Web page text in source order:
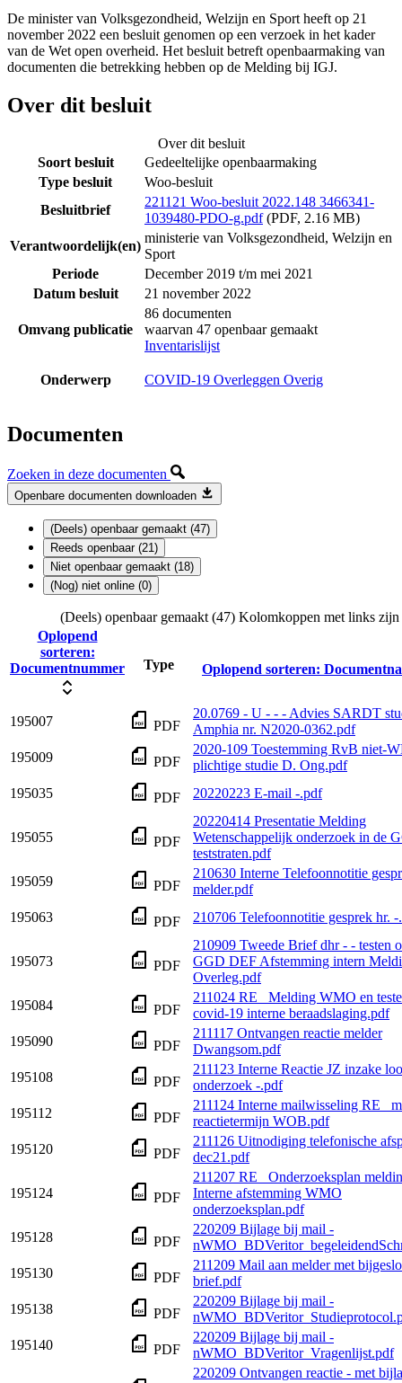
De minister van Volksgezondheid, Welzijn en Sport heeft op 21
november 2022 een besluit genomen op een verzoek in het kader
van de Wet open overheid. Het besluit betreft openbaarmaking van
documenten die betrekking hebben op de Melding bij IGJ.
Over dit besluit
Over dit besluit
Soort besluit
Gedeeltelijke openbaarmaking
Type besluit
Woo-besluit
Besluitbrief
221121 Woo-besluit 2022.148 3466341-
1039480-PDO-g.pdf(PDF, 2.16 MB)
Verantwoordelijk(en)
ministerie van Volksgezondheid, Welzijn en
Sport
Periode
December 2019 t/m mei 2021
Datum besluit
21 november 2022
Omvang publicatie
86 documenten
waarvan 47 openbaar gemaakt
Inventarislijst
Onderwerp COVID-19 Overleggen Overig
Documenten
Zoeken in deze documenten
Openbare documenten downloaden
(Deels) openbaar gemaakt (47)
Reeds openbaar (21)
Niet openbaar gemaakt (18)
(Nog) niet online (0)
(Deels) openbaar gemaakt (47) Kolomkoppen met links zijn
Oplopend
sorteren:
Documentnummer
Type Oplopend sorteren:
195007 PDF
20.0769 - U - - - Advies SARDT
Amphia nr. N2020-0362.pdf
195009
PDF
2020-109 Toestemming RvB niet-
plichtige studie D. Ong.pdf
195035
PDF 20220223 E-mail -.pdf
195055 PDF
20220414 Presentatie Melding
Wetenschappelijk onderzoek in de
teststraten.pdf
195059
PDF
210630 Interne Telefoonnotitie
melder.pdf
195063
PDF 210706 Telefoonnotitie gesprek hr.
195073 PDF
210909 Tweede Brief dhr - - testen
GGD DEF Afstemming intern
Overleg.pdf
195084
PDF
211024 RE_ Melding WMO en
covid-19 interne beraadslaging.pdf
195090
PDF
211117 Ontvangen reactie melder
Dwangsom.pdf
195108
PDF
211123 Interne Reactie JZ inzake
onderzoek -.pdf
195112
PDF
211124 Interne mailwisseling RE_
reactietermijn WOB.pdf
195120
PDF
211126 Uitnodiging telefonische
dec21.pdf
195124 PDF
211207 RE_ Onderzoeksplan
Interne afstemming WMO
onderzoeksplan.pdf
195128
PDF
220209 Bijlage bij mail -
195130
PDF
211209 Mail aan melder met
brief.pdf
195138
PDF
220209 Bijlage bij mail -
195140
PDF
220209 Bijlage bij mail -
nWMO_BDVeritor_Vragenlijst.pdf
220209 Ontvangen reactie - met